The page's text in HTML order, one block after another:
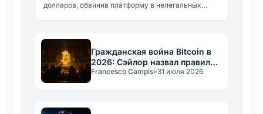
долларов, обвинив платформу в нелегальных
Гражданская война Bitcoin в
2026: Сэйлор назвал правила
«конституцией»
Francesco Campisi 31 июля 2026